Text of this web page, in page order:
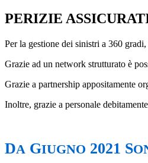
PERIZIE
Per la gestione dei sinistri a 360
Grazie ad un network strutturato è
Grazie a partnership appositamente
Inoltre, grazie a personale
DA GIUGNO 2021 S